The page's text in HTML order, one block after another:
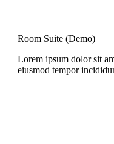
Room Suite (Demo)
Lorem ipsum dolor sit
eiusmod tempor